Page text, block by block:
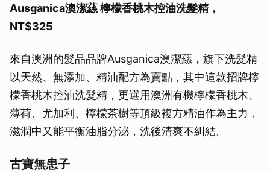
Ausganica澳潔蕬 檸檬香桃木控油洗髮精，
NT$325
來自澳洲的髮品品牌Ausganica澳潔蕬，旗下洗髮精
以天然、無添加、精油配方為賣點，其中這款招牌檸
檬香桃木控油洗髮精，更選用澳洲有機檸檬香桃木、
薄荷、尤加利、檸檬茶樹等頂級複方精油作為主力，
滋潤中又能平衡油脂分泌，洗後清爽不糾結。
古寶無患子